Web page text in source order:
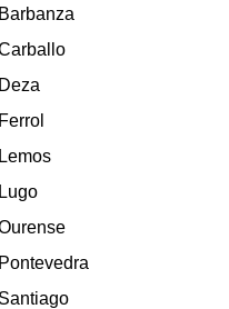
Barbanza
Deza
Ferrol
Lemos
Lugo
Pontevedra
Santiago